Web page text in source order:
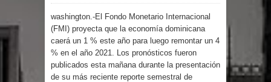
por un delicado problema cardíaco
Abel Martínez llama a los
dominicanos a unirse para sacar al
washington.-El Fondo Monetario Internacional
(FMI) proyecta que la economía dominicana
caerá un 1 % este año para luego remontar un 4
% en el año 2021. Los pronósticos fueron
publicados esta mañana durante la presentación
de su más reciente reporte semestral de